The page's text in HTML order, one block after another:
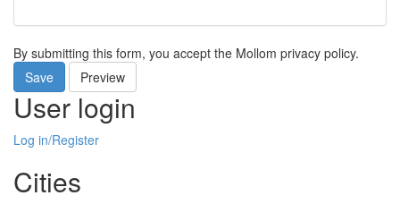
By submitting this form, you accept the Mollom privacy policy.
Save
Preview
User login
Log in/Register
Cities